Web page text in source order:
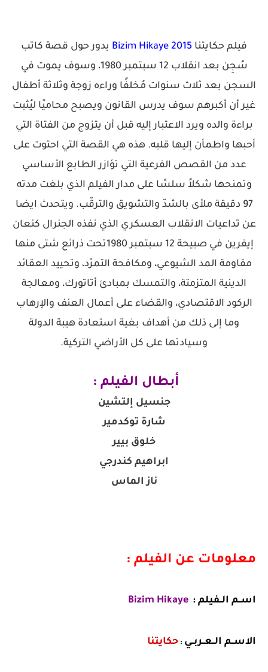
فيلم حكايتنا Bizim Hikaye 2015 يدور حول قصة كاتب
سُجِن بعد انقلاب 12 سبتمبر 1980، وسوف يموت في
السجن بعد ثلاث سنوات مُخلفًا وراءه زوجة وثلاثة أطفال
غير أن أكبرهم سوف يدرس القانون ويصبح محاميًا ليُثبت
براءة والده ويرد الاعتبار إليه قبل أن يتزوج من الفتاة التي
أحبها واطمأن إليها قلبه. هذه هي القصة التي احتوت على
عدد من القصص الفرعية التي تؤازر الطابع الأساسي
وتمنحها شكلاً سلسًا على مدار الفيلم الذي بلغت مدته
97 دقيقة ملأى بالشدّ والتشويق والترقّب. ويتحدث ايضا
عن تداعيات الانقلاب العسكري الذي نفذه الجنرال كنعان
إيفرين في صبيحة 12 سبتمبر 1980تحت ذرائع شتى منها
مقاومة المد الشيوعي، ومكافحة التمرّد، وتحييد العقائد
الدينية المتزمتة، والتمسك بمبادئ أتاتورك، ومعالجة
الركود الاقتصادي، والقضاء على أعمال العنف والإرهاب
وما إلى ذلك من أهداف بغية استعادة هيبة الدولة
وسيادتها على كل الأراضي التركية.
أبطال الفيلم :
جنسيل إلتشين
شارة توكدمير
خلوق بيير
ابراهيم كندرجي
ناز الماس
معلومات عن الفيلم :
اســم الــفيلم : Bizim Hikaye
الاســم الــعــربــي : حكايتنا